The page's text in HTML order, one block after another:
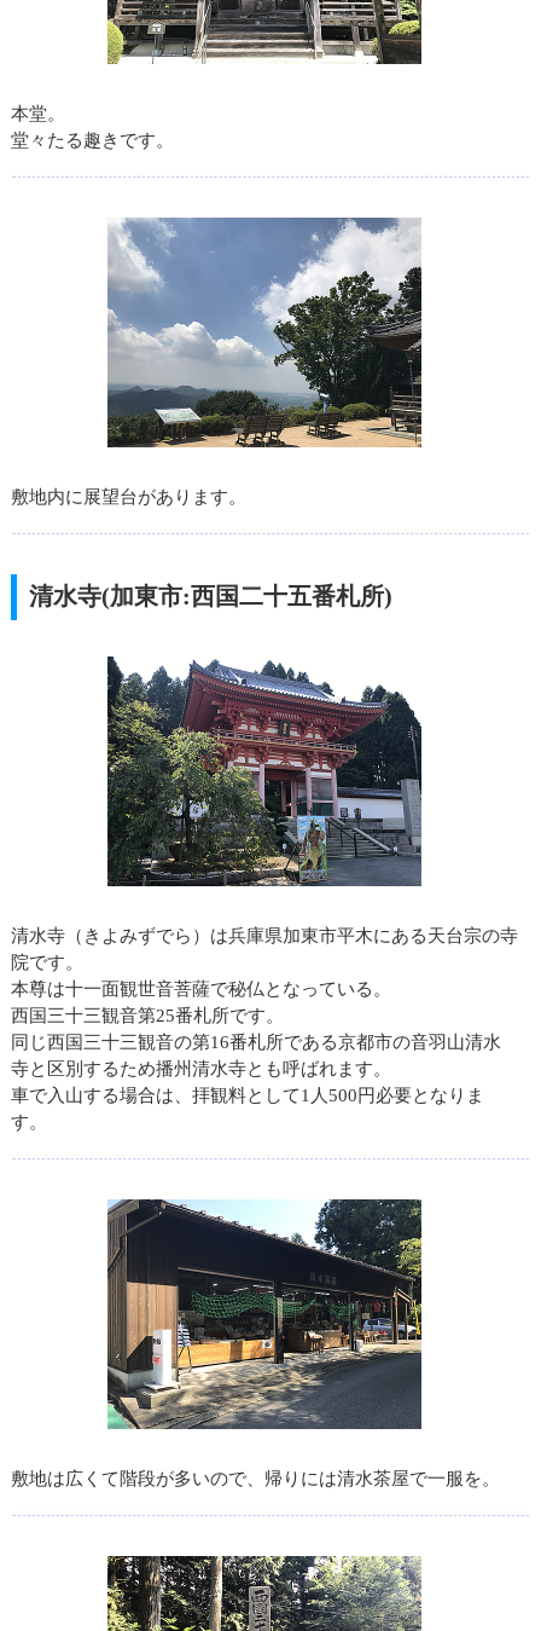
本堂。
堂々たる趣きです。
敷地内に展望台があります。
清水寺(加東市:西国二十五番札所)
清水寺（きよみずでら）は兵庫県加東市平木にある天台宗の寺
院です。
本尊は十一面観世音菩薩で秘仏となっている。
西国三十三観音第25番札所です。
同じ西国三十三観音の第16番札所である京都市の音羽山清水
寺と区別するため播州清水寺とも呼ばれます。
車で入山する場合は、拝観料として1人500円必要となりま
す。
敷地は広くて階段が多いので、帰りには清水茶屋で一服を。